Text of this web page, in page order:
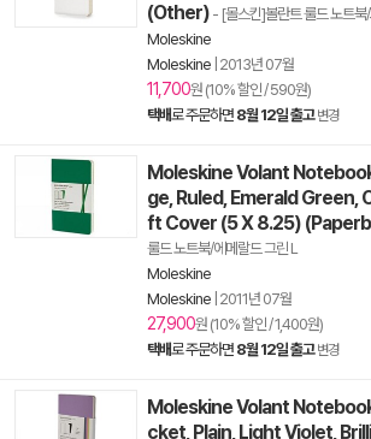
(Other) - [몰스킨]볼란트 룰드 노트북
Moleskine
Moleskine 2013년 07월
11,700원 (10% 할인 / 590원)
택배로 주문하면 8월 12일 출고 변경
Moleskine Volant
ge, Ruled, Emerald Green,
ft Cover (5 X 8.25)
룰드 노트북/에메랄드 그린 L
Moleskine
Moleskine 2011년 07월
27,900원 (10% 할인 / 1,400원)
택배로 주문하면 8월 12일 출고 변경
Moleskine Volant
cket, Plain, Light Violet,